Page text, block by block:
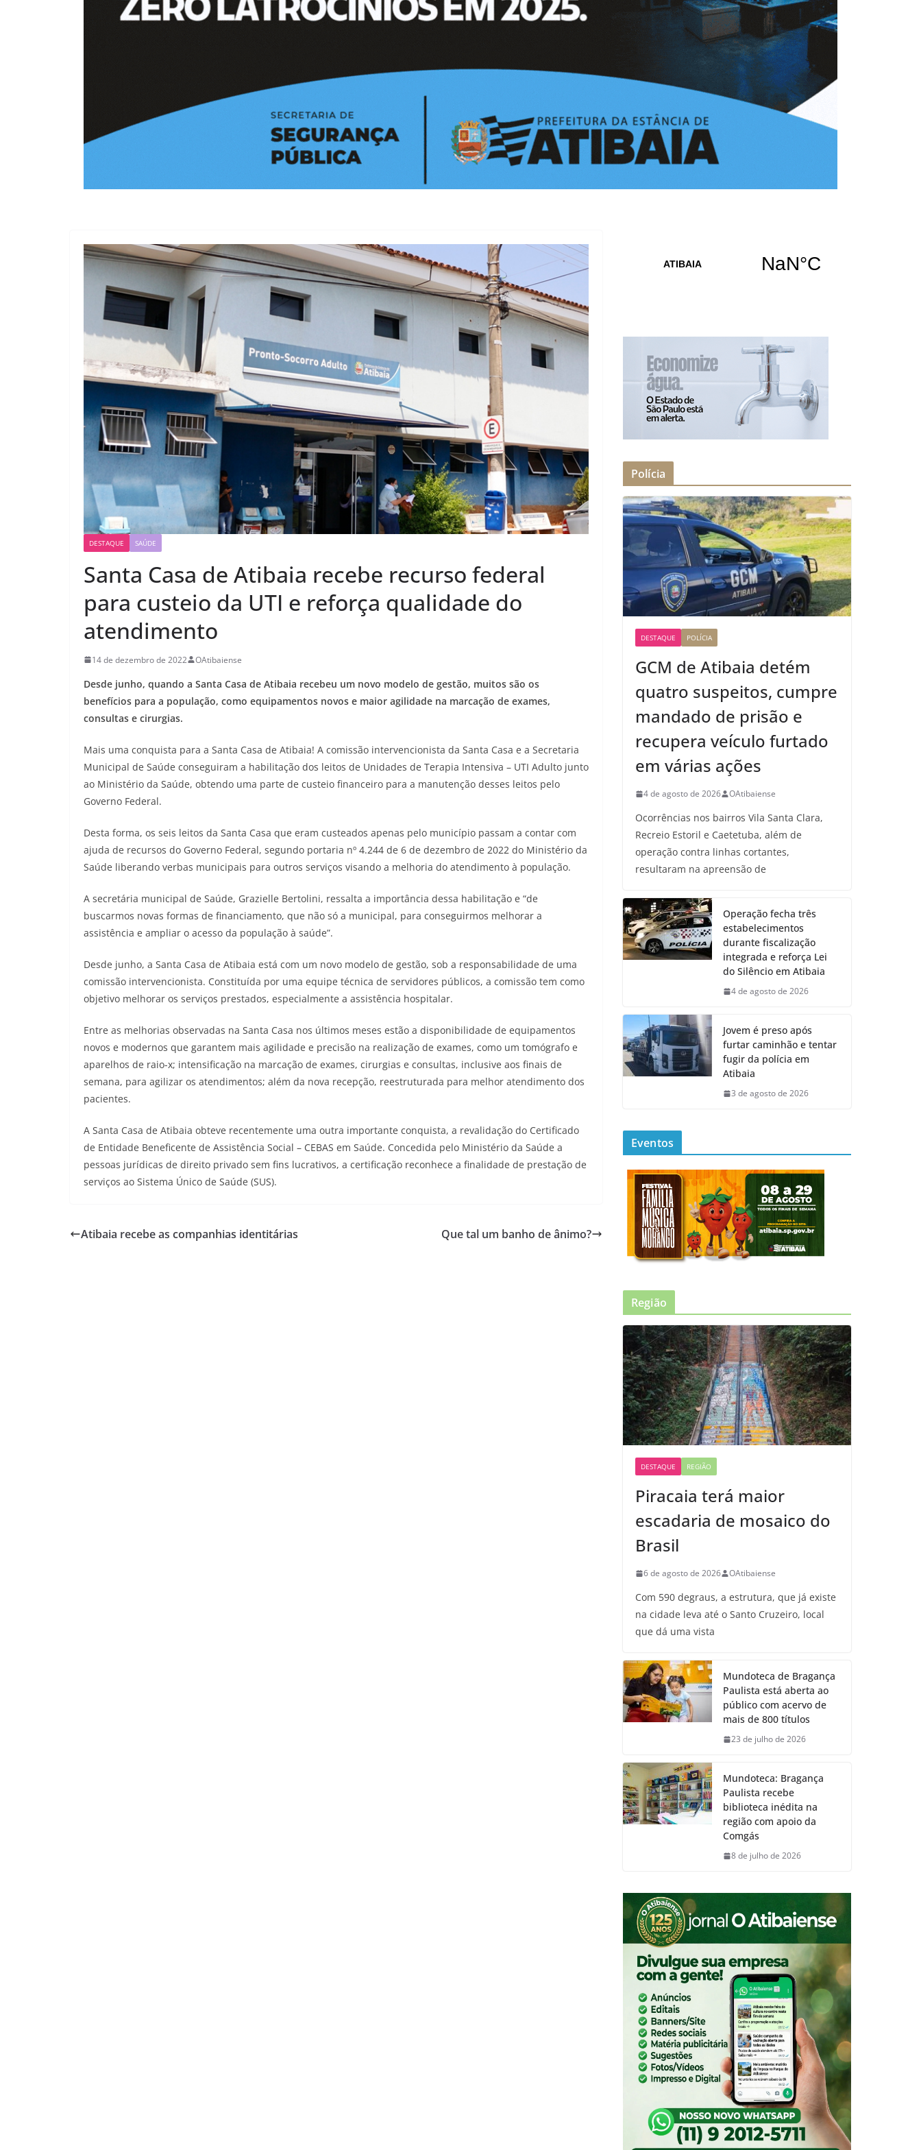
DESTAQUE SAÚDE
Santa Casa de Atibaia recebe recurso federal
para custeio da UTI e reforça qualidade do
atendimento
14 de dezembro de 2022 OAtibaiense
Desde junho, quando a Santa Casa de Atibaia recebeu um novo modelo de gestão, muitos são os
benefícios para a população, como equipamentos novos e maior agilidade na marcação de exames,
consultas e cirurgias.
Mais uma conquista para a Santa Casa de Atibaia! A comissão intervencionista da Santa Casa e a Secretaria
Municipal de Saúde conseguiram a habilitação dos leitos de Unidades de Terapia Intensiva – UTI Adulto junto
ao Ministério da Saúde, obtendo uma parte de custeio financeiro para a manutenção desses leitos pelo
Governo Federal.
Desta forma, os seis leitos da Santa Casa que eram custeados apenas pelo município passam a contar com
ajuda de recursos do Governo Federal, segundo portaria nº 4.244 de 6 de dezembro de 2022 do Ministério da
Saúde liberando verbas municipais para outros serviços visando a melhoria do atendimento à população.
A secretária municipal de Saúde, Grazielle Bertolini, ressalta a importância dessa habilitação e “de
buscarmos novas formas de financiamento, que não só a municipal, para conseguirmos melhorar a
assistência e ampliar o acesso da população à saúde”.
Desde junho, a Santa Casa de Atibaia está com um novo modelo de gestão, sob a responsabilidade de uma
comissão intervencionista. Constituída por uma equipe técnica de servidores públicos, a comissão tem como
objetivo melhorar os serviços prestados, especialmente a assistência hospitalar.
Entre as melhorias observadas na Santa Casa nos últimos meses estão a disponibilidade de equipamentos
novos e modernos que garantem mais agilidade e precisão na realização de exames, como um tomógrafo e
aparelhos de raio-x; intensificação na marcação de exames, cirurgias e consultas, inclusive aos finais de
semana, para agilizar os atendimentos; além da nova recepção, reestruturada para melhor atendimento dos
pacientes.
A Santa Casa de Atibaia obteve recentemente uma outra importante conquista, a revalidação do Certificado
de Entidade Beneficente de Assistência Social – CEBAS em Saúde. Concedida pelo Ministério da Saúde a
pessoas jurídicas de direito privado sem fins lucrativos, a certificação reconhece a finalidade de prestação de
serviços ao Sistema Único de Saúde (SUS).
Atibaia recebe as companhias identitárias Que tal um banho de ânimo?
Polícia
DESTAQUE POLÍCIA
GCM de Atibaia detém
quatro suspeitos, cumpre
mandado de prisão e
recupera veículo furtado
em várias ações
4 de agosto de 2026 OAtibaiense
Ocorrências nos bairros Vila Santa Clara,
Recreio Estoril e Caetetuba, além de
operação contra linhas cortantes,
resultaram na apreensão de
Operação fecha três
estabelecimentos
durante fiscalização
integrada e reforça Lei
do Silêncio em Atibaia
4 de agosto de 2026
Jovem é preso após
furtar caminhão e tentar
fugir da polícia em
Atibaia
3 de agosto de 2026
Eventos
Região
DESTAQUE REGIÃO
Piracaia terá maior
escadaria de mosaico do
Brasil
6 de agosto de 2026 OAtibaiense
Com 590 degraus, a estrutura, que já existe
na cidade leva até o Santo Cruzeiro, local
que dá uma vista
Mundoteca de Bragança
Paulista está aberta ao
público com acervo de
mais de 800 títulos
23 de julho de 2026
Mundoteca: Bragança
Paulista recebe
biblioteca inédita na
região com apoio da
Comgás
8 de julho de 2026